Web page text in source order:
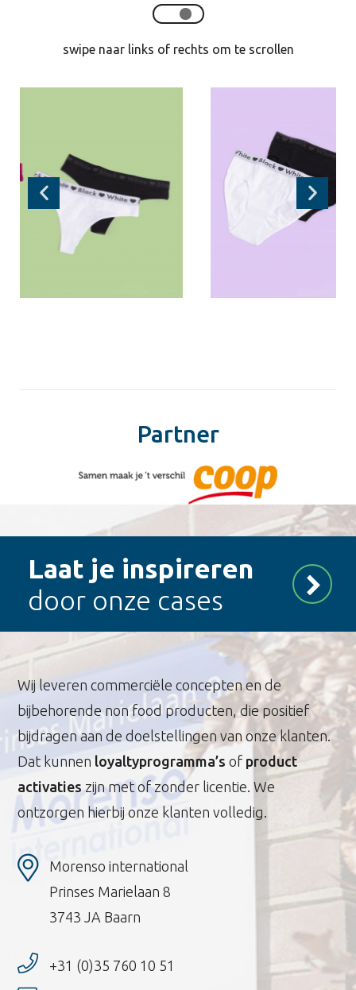
swipe naar links of rechts om te scrollen
Partner
Laat je inspireren
door onze cases
Wij leveren commerciële concepten en de
bijbehorende non food producten, die positief
bijdragen aan de doelstellingen van onze klanten.
Dat kunnen loyaltyprogramma’sof product
activaties zijn met of zonder licentie. We
ontzorgen hierbij onze klanten volledig.
Morenso international
Prinses Marielaan 8
3743 JA Baarn
+31 (0)35 760 10 51